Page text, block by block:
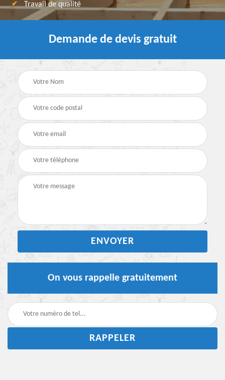
Travail de qualité
Demande de devis gratuit
On vous rappelle gratuitement